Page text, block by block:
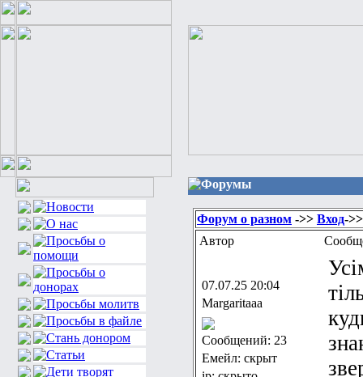
Форумы
Форум о разном ->> Вход-
Автор
07.07.25 20:04
Margaritaaa
Сообщений: 23
Емейл: скрыт